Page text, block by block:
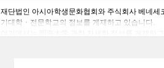
재단법인 아시아학생문화협회와 주식회사 베네
기대학・전문학교의 정보를 게재하고 있습니다.
여기에서는 明海大学 관한 자세한 정보를 게재